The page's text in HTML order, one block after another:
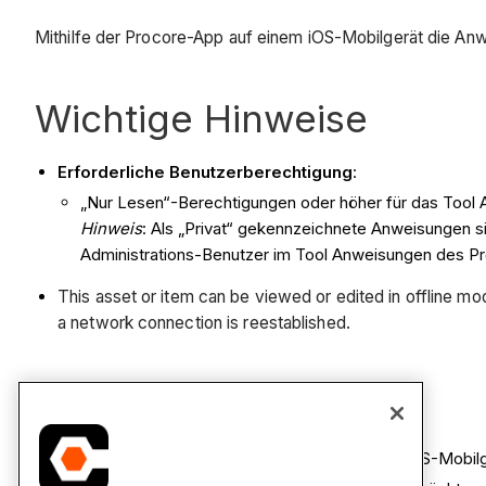
Mithilfe der Procore-App auf einem iOS-Mobilgerät die
Wichtige Hinweise
Erforderliche Benutzerberechtigung:
„Nur Lesen“-Berechtigungen oder höher für das
Hinweis: Als „Privat“ gekennzeichnete Anweisungen
Administrations-Benutzer im Tool Anweisungen des
This asset or item can be viewed or edited in offline
a network connection is reestablished.
Navigieren Sie mit der Procore-App auf einem iOS-